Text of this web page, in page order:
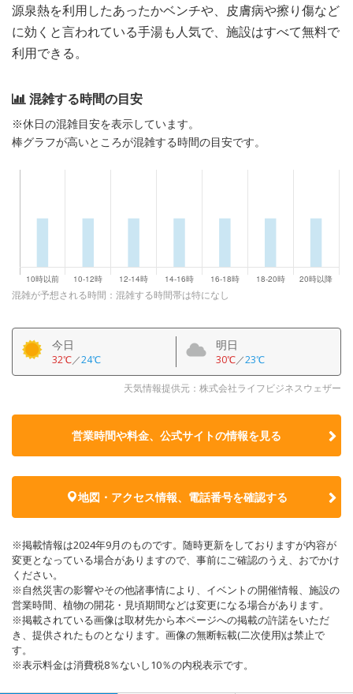
源泉熱を利用したあったかベンチや、皮膚病や擦り傷など
に効くと言われている手湯も人気で、施設はすべて無料で
利用できる。
混雑する時間の目安
※休日の混雑目安を表示しています。
棒グラフが高いところが混雑する時間の目安です。
混雑が予想される時間：混雑する時間帯は特になし
今日
32℃／24℃
明日
30℃／23℃
天気情報提供元：株式会社ライフビジネスウェザー
営業時間や料金、公式サイトの情報を見る
地図・アクセス情報、電話番号を確認する
※掲載情報は2024年9月のものです。随時更新をしておりますが内容が
変更となっている場合がありますので、事前にご確認のうえ、おでかけ
ください。
※自然災害の影響やその他諸事情により、イベントの開催情報、施設の
営業時間、植物の開花・見頃期間などは変更になる場合があります。
※掲載されている画像は取材先から本ページへの掲載の許諾をいただ
き、提供されたものとなります。画像の無断転載(二次使用)は禁止で
す。
※表示料金は消費税8％ないし10％の内税表示です。